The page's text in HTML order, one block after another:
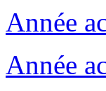
Année
Année